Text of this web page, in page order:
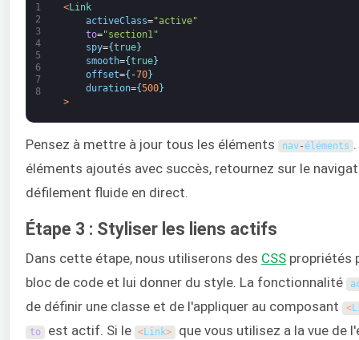
1
2
3
4
5
6
7
8
<Link
activeClass="active"
to="section1"
spy={true}
smooth={true}
offset={ -70}
duration={500}
>
Pensez à mettre à jour tous les éléments nav-éléments
éléments ajoutés avec succès, retournez sur le
défilement fluide en direct.
Étape 3 : Styliser les liens actifs
Dans cette étape, nous utiliserons des CSS propriétés
bloc de code et lui donner du style. La fonctionnalité
de définir une classe et de l'appliquer au composant <
to est actif. Si le <Link>
que vous utilisez a la vue de